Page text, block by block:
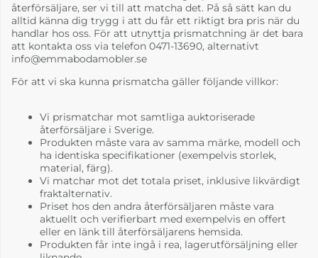
återförsäljare, ser vi till att matcha det. På så sätt kan du
alltid känna dig trygg i att du får ett riktigt bra pris när du
handlar hos oss. För att utnyttja prismatchning är det bara
att kontakta oss via telefon 0471-13690, alternativt
info@emmabodamobler.se
För att vi ska kunna prismatcha gäller följande villkor:
Vi prismatchar mot samtliga auktoriserade
återförsäljare i Sverige.
Produkten måste vara av samma märke, modell och
ha identiska specifikationer (exempelvis storlek,
material, färg).
Vi matchar mot det totala priset, inklusive likvärdigt
fraktalternativ.
Priset hos den andra återförsäljaren måste vara
aktuellt och verifierbart med exempelvis en offert
eller en länk till återförsäljarens hemsida.
Produkten får inte ingå i rea, lagerutförsäljning eller